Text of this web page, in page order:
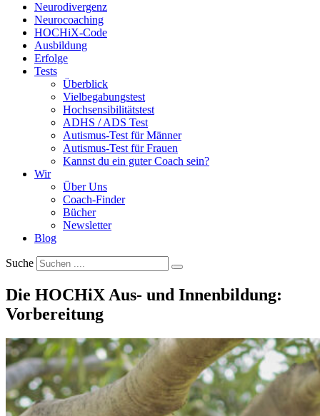
Neurodivergenz
Neurocoaching
HOCHiX-Code
Ausbildung
Erfolge
Tests
Überblick
Vielbegabungstest
Hochsensibilitätstest
ADHS / ADS Test
Autismus-Test für Männer
Autismus-Test für Frauen
Kannst du ein guter Coach sein?
Wir
Über Uns
Coach-Finder
Bücher
Newsletter
Blog
Suche
Die HOCHiX Aus- und Innenbildung:
Vorbereitung